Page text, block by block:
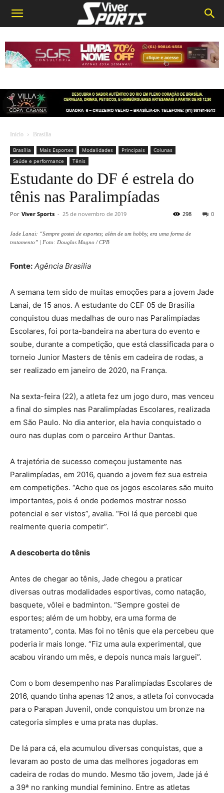
Início Brasília
Brasília Mais Esportes Modalidades Principais
Colunas
Saúde e performance
Tênis
Estudante do DF é estrela do
tênis nas Paralimpíadas
Por Viver Sports - 25 de novembro de 2019 0
298
Jade Lanai: “Sempre gostei de esportes; além de um hobby, era uma forma de
tratamento” | Foto: Douglas Magno / CPB
Fonte: Agência Brasília
A semana tem sido de muitas emoções para a jovem Jade
Lanai, de 15 anos. A estudante do CEF 05 de Brasília
conquistou duas medalhas de ouro nas Paralimpíadas
Escolares, foi porta-bandeira na abertura do evento e
soube, durante a competição, que está classificada para o
torneio Junior Masters de tênis em cadeira de rodas, a
ser realizado em janeiro de 2020, na França.
Na sexta-feira (22), a atleta fez um jogo duro, mas venceu
a final do simples nas Paralimpíadas Escolares, realizada
em São Paulo. No dia anterior, ela havia conquistado o
ouro nas duplas com o parceiro Arthur Dantas.
A trajetória de sucesso começou justamente nas
Paralimpíadas, em 2016, quando a jovem fez sua estreia
em competições. “Acho que os jogos escolares são muito
importantes, pois é onde podemos mostrar nosso
potencial e ser vistos”, avalia. “Foi lá que percebi que
realmente queria competir”.
A descoberta do tênis
Antes de chegar ao tênis, Jade chegou a praticar
diversas outras modalidades esportivas, como natação,
basquete, vôlei e badminton. “Sempre gostei de
esportes; além de um hobby, era uma forma de
tratamento”, conta. Mas foi no tênis que ela percebeu que
poderia ir mais longe. “Fiz uma aula experimental, que
acabou virando um mês, e depois nunca mais larguei”.
Com o bom desempenho nas Paralimpíadas Escolares de
2016, quando tinha apenas 12 anos, a atleta foi convocada
para o Parapan Juvenil, onde conquistou um bronze na
categoria simples e uma prata nas duplas.
De lá para cá, ela acumulou diversas conquistas, que a
levaram ao posto de uma das melhores jogadoras em
cadeira de rodas do mundo. Mesmo tão jovem, Jade já é
a 39ª no ranking mundial feminino. Entre as atletas